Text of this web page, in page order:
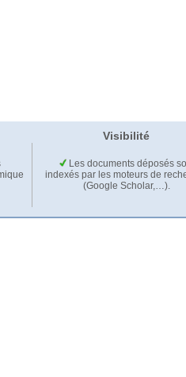
Visibilité
Les documents déposés
indexés par les moteurs de
(Google Scholar,…).